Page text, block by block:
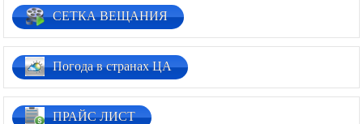
СЕТКА ВЕЩАНИЯ
Погода в странах ЦА
ПРАЙС ЛИСТ